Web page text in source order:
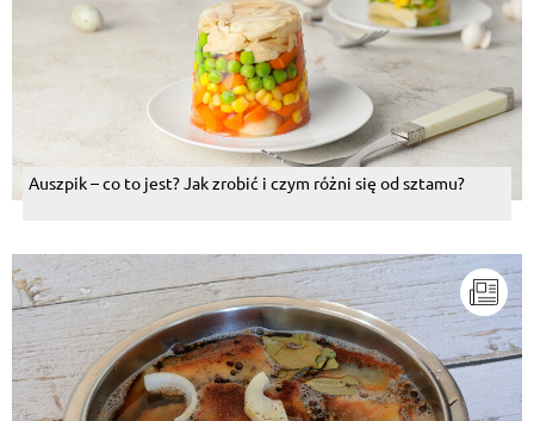
Auszpik – co to jest? Jak zrobić i czym różni się od sztamu?